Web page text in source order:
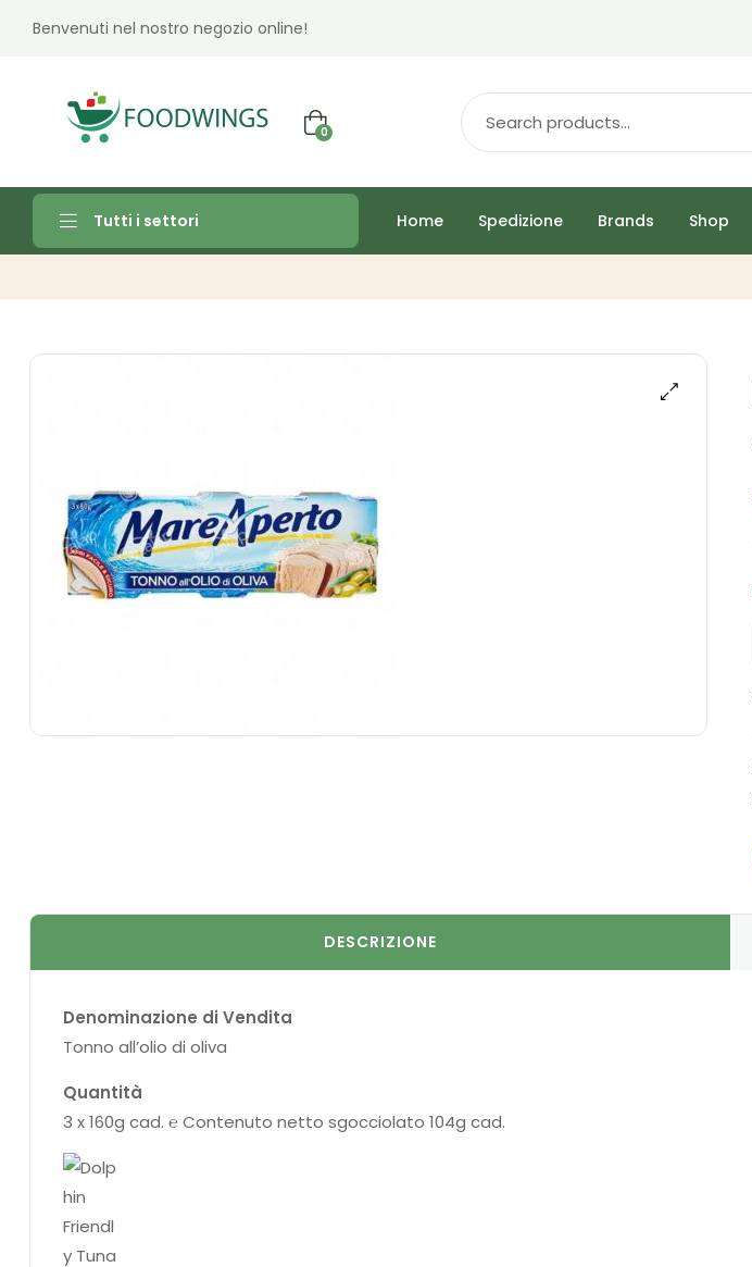
Benvenuti nel nostro negozio online!
0
Tutti i settori Home Spedizione Brands Shop
DESCRIZIONE
Denominazione di Vendita
Tonno all’olio di oliva
Quantità
3 x 160g cad. ℮ Contenuto netto sgocciolato 104g cad.